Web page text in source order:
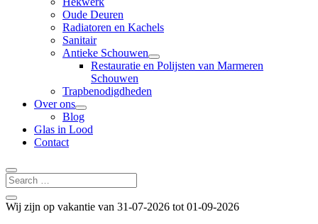
Oude Deuren
Radiatoren en Kachels
Sanitair
Antieke Schouwen
Restauratie en Polijsten van Marmeren
Schouwen
Trapbenodigdheden
Over ons
Blog
Glas in Lood
Contact
Wij zijn op vakantie van 31-07-2026 tot 01-09-2026